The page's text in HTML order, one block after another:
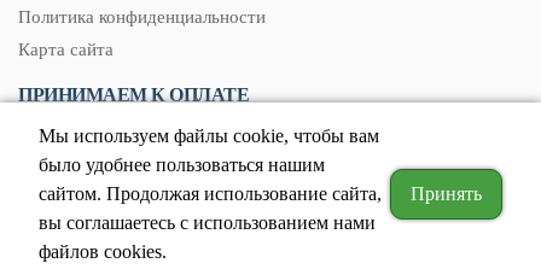
Политика конфиденциальности
Карта сайта
ПРИНИМАЕМ К ОПЛАТЕ
© 2026. Все права защищены.
Вся информация, представленная на сайте, носит информационный характер и ни в
коем случае не является офертой, определенной положениями ст. 437 ГК РФ.
Отправляя сведения через любую электронную форму на этом сайте, вы
Мы используем файлы cookie, чтобы вам
было удобнее пользоваться нашим
сайтом. Продолжая использование сайта,
вы соглашаетесь c использованием нами
файлов cookies.
Принять